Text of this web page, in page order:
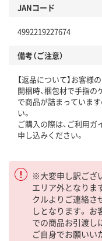
JANコード
4992219227674
備考（ご注意）
【返品について】お客様
開梱時、梱包材で手指
で商品が詰まっていま
い。
ご購入の際は、ご利用ガ
申し込みください。
※大変申し訳ござ
エリア外となりま
クルよりご連絡さ
しとなります。 お
での商品お引渡し
ご自身でお願いい